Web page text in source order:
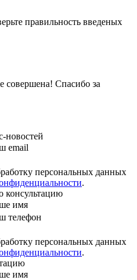
правильность введеных
Спасибо за
новостей
email
персональных данных
.
консультацию
имя
телефон
персональных данных
.
имя